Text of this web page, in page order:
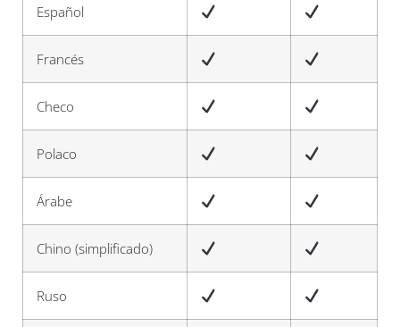
Español
Francés
Checo
Polaco
Árabe
Chino (simplificado)
Ruso